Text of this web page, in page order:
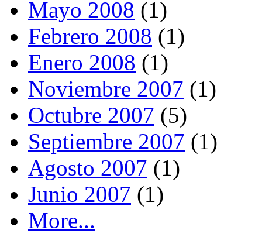
Mayo 2008 (1)
Febrero 2008 (1)
Enero 2008 (1)
Noviembre 2007 (1)
Octubre 2007 (5)
Septiembre 2007 (1)
Agosto 2007 (1)
Junio 2007 (1)
More...